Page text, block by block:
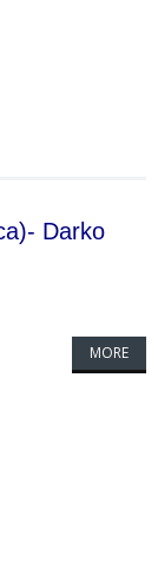
Darko
MORE